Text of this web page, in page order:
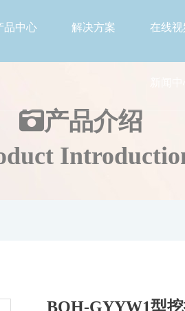
品中心 解决方案 在线视
产品介绍
BOH-GYYW1型